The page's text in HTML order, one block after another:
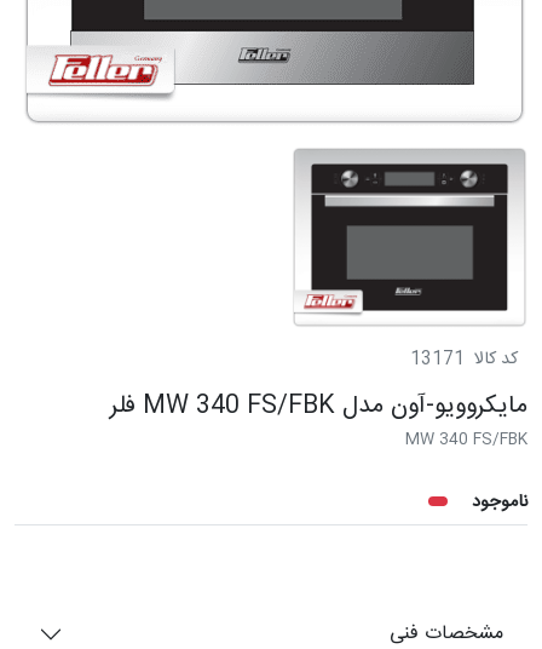
کد کالا 13171
مایکروویو-آون مدل MW 340 FS/FBK فلر
MW 340 FS/FBK
ناموجود
مشخصات فنی